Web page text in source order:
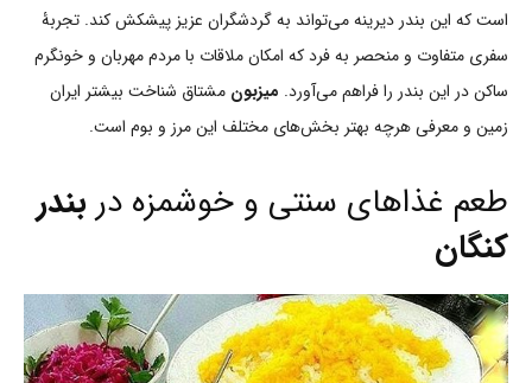
است که این بندر دیرینه می‌تواند به گردشگران عزیز پیشکش کند. تجربۀ
سفری متفاوت و منحصر به فرد که امکان ملاقات با مردم مهربان و خونگرم
ساکن در این بندر را فراهم می‌آورد. میزبون مشتاق شناخت بیشتر ایران
زمین و معرفی هرچه بهتر بخش‌های مختلف این مرز و بوم است.
طعم غذاهای سنتی و خوشمزه دربندر
کنگان